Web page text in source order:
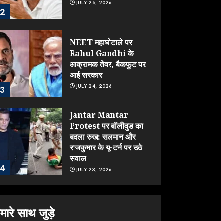
2
JULY 26, 2026
3
NEET महाघोटाले पर
Rahul Gandhi के
आक्रामक तेवर, बैकफुट पर
आई सरकार
JULY 24, 2026
4
Jantar Mantar
Protest पर बॉलीवुड का
बदला रुख: सलमान और
राजकुमार के यू-टर्न पर उठे
सवाल
JULY 23, 2026
ONGC के खजाने से RSS
साथ जुड़े